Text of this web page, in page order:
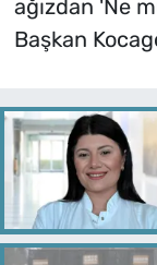
ağızdan 'Ne
Başkan